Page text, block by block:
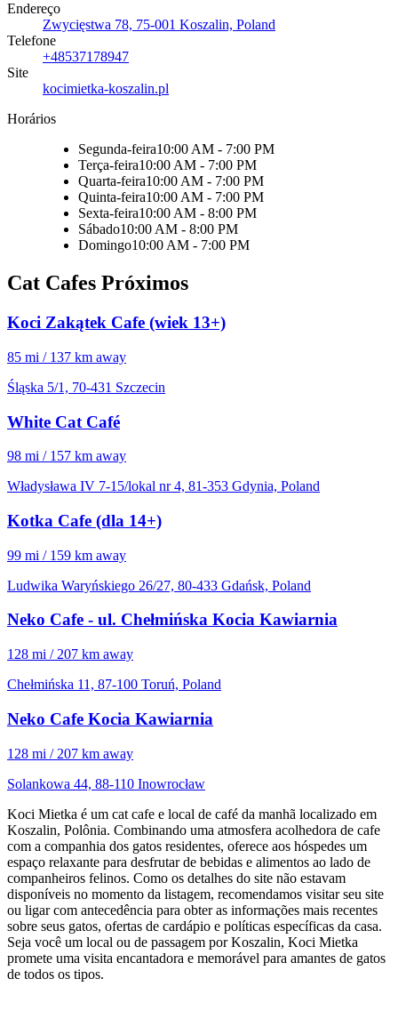
Endereço
Zwycięstwa 78, 75-001 Koszalin, Poland
Telefone
+48537178947
Site
kocimietka-koszalin.pl
Horários
Segunda-feira10:00 AM - 7:00 PM
Terça-feira10:00 AM - 7:00 PM
Quarta-feira10:00 AM - 7:00 PM
Quinta-feira10:00 AM - 7:00 PM
Sexta-feira10:00 AM - 8:00 PM
Sábado10:00 AM - 8:00 PM
Domingo10:00 AM - 7:00 PM
Cat Cafes Próximos
Koci Zakątek Cafe (wiek 13+)
85 mi / 137 km away
Śląska 5/1, 70-431 Szczecin
White Cat Café
98 mi / 157 km away
Władysława IV 7-15/lokal nr 4, 81-353 Gdynia, Poland
Kotka Cafe (dla 14+)
99 mi / 159 km away
Ludwika Waryńskiego 26/27, 80-433 Gdańsk, Poland
Neko Cafe - ul. Chełmińska Kocia Kawiarnia
128 mi / 207 km away
Chełmińska 11, 87-100 Toruń, Poland
Neko Cafe Kocia Kawiarnia
128 mi / 207 km away
Solankowa 44, 88-110 Inowrocław
Koci Mietka é um cat cafe e local de café da manhã localizado em
Koszalin, Polônia. Combinando uma atmosfera acolhedora de cafe
com a companhia dos gatos residentes, oferece aos hóspedes um
espaço relaxante para desfrutar de bebidas e alimentos ao lado de
companheiros felinos. Como os detalhes do site não estavam
disponíveis no momento da listagem, recomendamos visitar seu site
ou ligar com antecedência para obter as informações mais recentes
sobre seus gatos, ofertas de cardápio e políticas específicas da casa.
Seja você um local ou de passagem por Koszalin, Koci Mietka
promete uma visita encantadora e memorável para amantes de gatos
de todos os tipos.